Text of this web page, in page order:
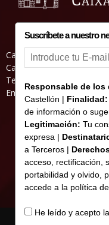
Casa Abadia, Pl. de la
Castelló de la Plana
Teléfono: 964 23 25 51
Email:
Suscríbete a nuestro
Responsable de los
Castellón | Finalidad:
de información o
Legitimación: Tu
expresa |
a Terceros |
acceso, rectificación,
portabilidad y olvido,
accede a la política
He leído y acepto la